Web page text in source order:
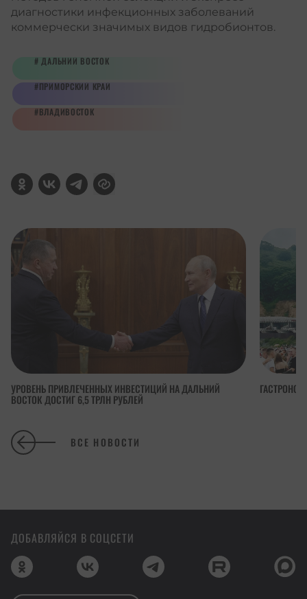
диагностики инфекционных заболеваний
коммерчески значимых видов гидробионтов.
ДАЛЬНИЙ ВОСТОК
ПРИМОРСКИЙ КРАЙ
ВЛАДИВОСТОК
УРОВЕНЬ ПРИВЛЕЧЕННЫХ ИНВЕСТИЦИЙ НА ДАЛЬНИЙ
ВОСТОК ДОСТИГ 6,5 ТРЛН РУБЛЕЙ
ВСЕ НОВОСТИ
ДОБАВЛЯЙСЯ В СОЦСЕТИ